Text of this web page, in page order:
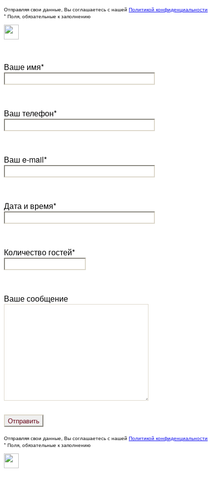
Отправляя свои данные, Вы соглашаетесь с нашей Политикой конфиденциальности
* Поля, обязательные к заполнению
Ваше имя*
Ваш телефон*
Ваш e-mail*
Дата и время*
Количество гостей*
Ваше сообщение
Отправляя свои данные, Вы соглашаетесь с нашей Политикой конфиденциальности
* Поля, обязательные к заполнению